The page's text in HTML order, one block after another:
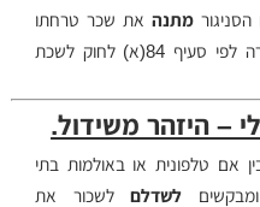
מתנה את שכר טרחתו
ההליך – הרי שעבר עבירה לפי סעיף 84(א) לחוק לשכת
– היזהר משידול.
אם טלפונית או באולמות בתי
לשדלםלשכור את